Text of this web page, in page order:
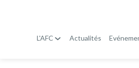
L'AFC Actualités